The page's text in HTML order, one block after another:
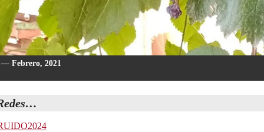
Febrero, 2021